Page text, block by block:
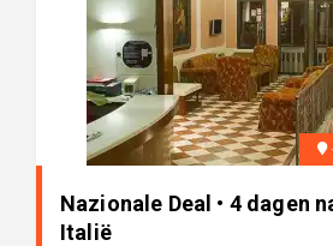
Nazionale Deal • 4 dagen
Italië